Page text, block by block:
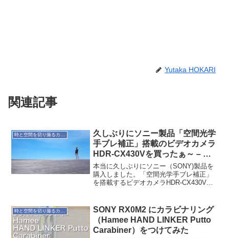
Yutaka HOKARI
関連記事
時と空間を切り撮るカメラ
久しぶりにソニー製品「空間光学
手ブレ補正」搭載のビデオカメラ
HDR-CX430Vを買ったぁ～ – わ
くわくドキドキ
本当に久しぶりにソニー（SONY)製品を
購入しました。「空間光学手ブレ補正」
を搭載するビデオカメラHDR-CX430Vで
ック/SD対応 HDR-CX430V/T...
時と空間を切り撮るカメラ
SONY RX0M2 にカラビナリング
（Hamee HAND LINKER Putto
Carabiner）をつけてみた